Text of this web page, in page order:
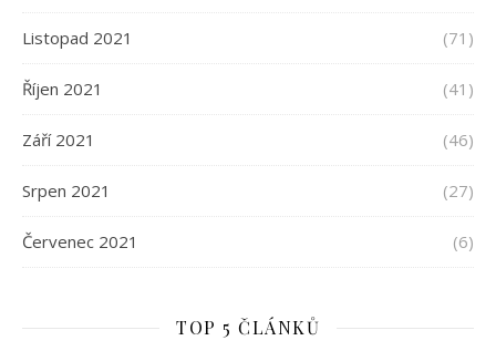
Listopad 2021 (71)
Říjen 2021 (41)
Září 2021 (46)
Srpen 2021 (27)
Červenec 2021 (6)
TOP 5 ČLÁNKŮ